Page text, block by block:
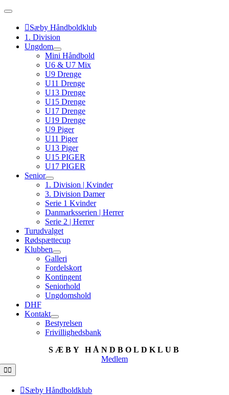
Skip
content Sæby Håndboldklub
1. Division
Ungdom
Mini Håndbold
U6 & U7 Mix
U9 Drenge
U11 Drenge
U13 Drenge
U15 Drenge
U17 Drenge
U19 Drenge
U9 Piger
U11 Piger
U13 Piger
U15 PIGER
U17 PIGER
Senior
1. Division | Kvinder
3. Division Damer
Serie 1 Kvinder
Danmarksserien | Herrer
Serie 2 | Herrer
Turudvalget
Rødspættecup
Klubben
Galleri
Fordelskort
Kontingent
Seniorhold
Ungdomshold
DHF
Kontakt
Bestyrelsen
Frivillighedsbank
SÆBY HÅNDBOLDKLUB
Medlem
Toggle
Navigation
Sæby Håndboldklub